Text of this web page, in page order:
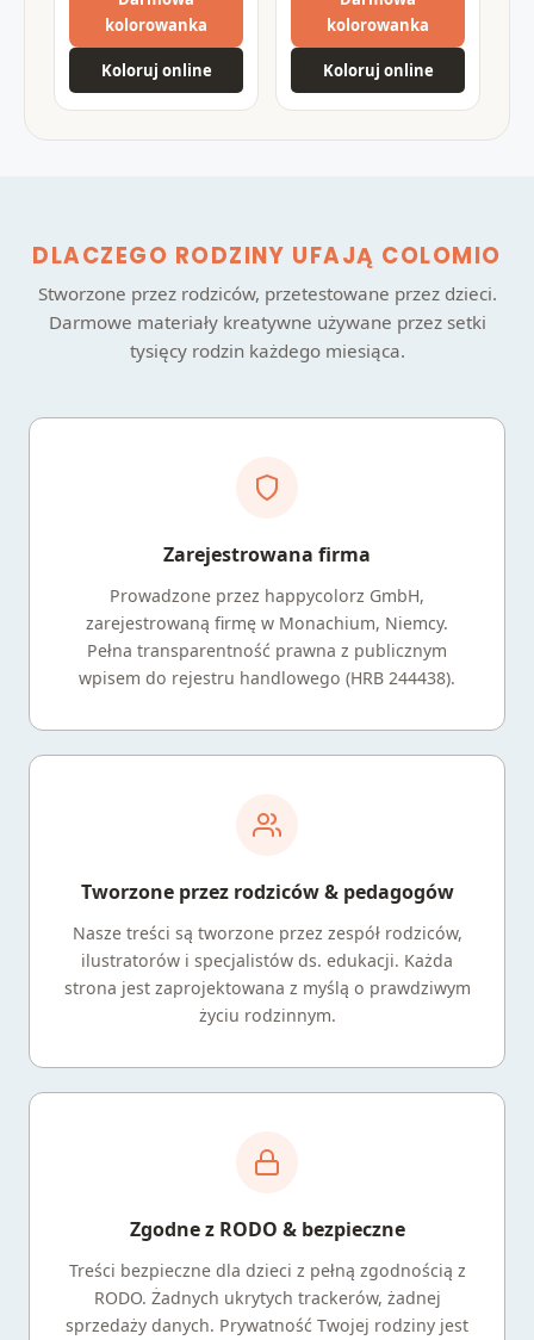
kolorowanka
Koloruj online
kolorowanka
Koloruj online
DLACZEGO RODZINY UFAJĄ COLOMIO
Stworzone przez rodziców, przetestowane przez dzieci.
Darmowe materiały kreatywne używane przez setki
tysięcy rodzin każdego miesiąca.
Zarejestrowana firma
Prowadzone przez happycolorz GmbH,
zarejestrowaną firmę w Monachium, Niemcy.
Pełna transparentność prawna z publicznym
wpisem do rejestru handlowego (HRB 244438).
Tworzone przez rodziców & pedagogów
Nasze treści są tworzone przez zespół rodziców,
ilustratorów i specjalistów ds. edukacji. Każda
strona jest zaprojektowana z myślą o prawdziwym
życiu rodzinnym.
Zgodne z RODO & bezpieczne
Treści bezpieczne dla dzieci z pełną zgodnością z
RODO. Żadnych ukrytych trackerów, żadnej
sprzedaży danych. Prywatność Twojej rodziny jest